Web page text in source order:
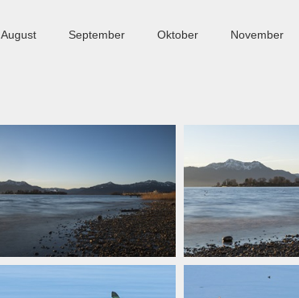
August September Oktober November